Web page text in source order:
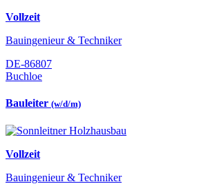
Vollzeit
Bauingenieur & Techniker
DE-86807
Buchloe
Bauleiter (w/d/m)
Vollzeit
Bauingenieur & Techniker